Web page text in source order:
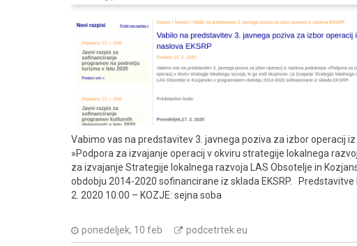
Vabimo vas na predstavitev 3. javnega poziva za izbor operacij
»Podpora za izvajanje operacij v okviru strategije lokalnega
za izvajanje Strategije lokalnega razvoja LAS Obsotelje in
obdobju 2014-2020 sofinancirane iz sklada EKSRP.
2. 2020 10:00 – KOZJE: sejna soba
ponedeljek, 10 feb podcetrtek.eu